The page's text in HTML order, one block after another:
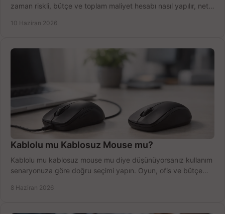
zaman riskli, bütçe ve toplam maliyet hesabı nasıl yapılır, net
10 Haziran 2026
Kablolu mu Kablosuz Mouse mu?
Kablolu mu kablosuz mouse mu diye düşünüyorsanız kullanım
senaryonuza göre doğru seçimi yapın. Oyun, ofis ve bütçe
8 Haziran 2026